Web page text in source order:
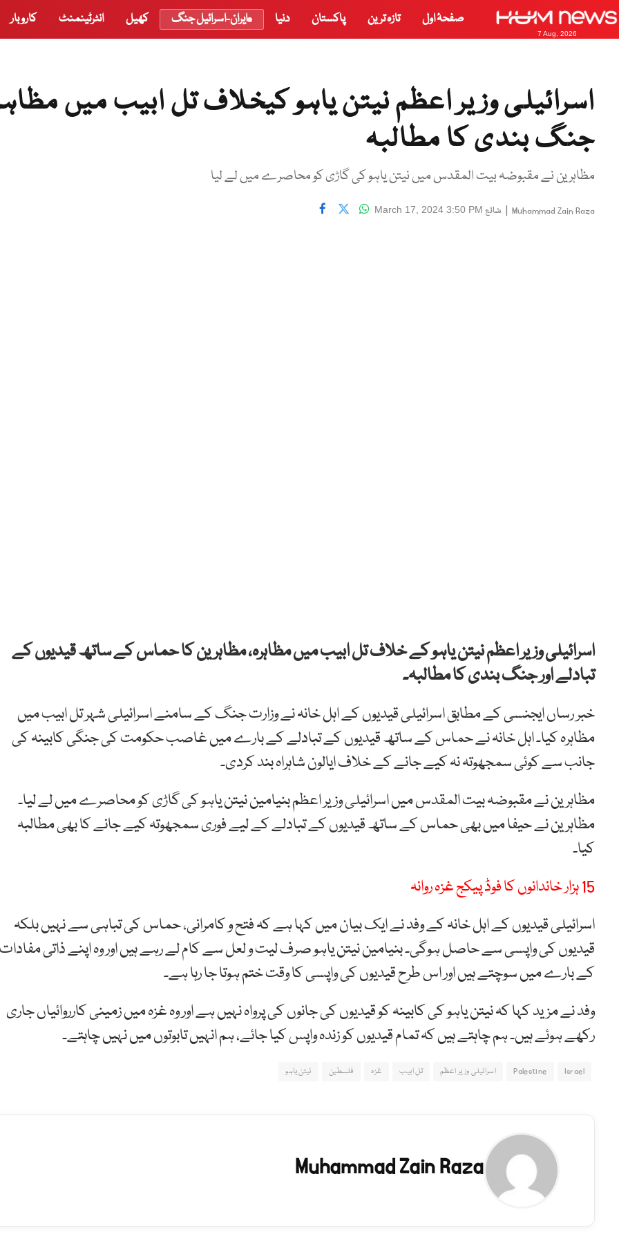
7 Aug, 2026
صفحۂ اول تازہ ترین پاکستان دنیا ایران-اسرائیل جنگ کھیل انٹرٹینمنٹ کاروبار
اسرائیلی وزیر اعظم نیتن یاہو کیخلاف تل ابیب میں
جنگ بندی کا مطالبہ
مظاہرین نے مقبوضہ بیت المقدس میں نیتن یاہو کی گاڑی کو محاصرے میں لے لیا
Muhammad Zain Raza
| شائع March 17, 2024 3:50 PM
اسرائیلی وزیر اعظم نیتن یاہو کے خلاف تل ابیب میں مظاہرہ، مظاہرین کا حماس کے ساتھ قیدیوں کے
تبادلے اور جنگ بندی کا مطالبہ۔
خبر رساں ایجنسی کے مطابق اسرائیلی قیدیوں کے اہل خانہ نے وزارت جنگ کے سامنے اسرائیلی شہر تل ابیب میں
مظاہرہ کیا۔ اہل خانہ نے حماس کے ساتھ قیدیوں کے تبادلے کے بارے میں غاصب حکومت کی جنگی کابینہ کی
جانب سے کوئی سمجھوتہ نہ کیے جانے کے خلاف ایالون شاہراہ بند کردی۔
مظاہرین نے مقبوضہ بیت المقدس میں اسرائیلی وزیر اعظم بنیامین نیتن یاہو کی گاڑی کو محاصرے میں لے لیا۔
مظاہرین نے حیفا میں بھی حماس کے ساتھ قیدیوں کے تبادلے کے لیے فوری سمجھوتہ کیے جانے کا بھی مطالبہ
کیا۔
15 ہزار خاندانوں کا فوڈ پیکج غزہ روانہ
اسرائیلی قیدیوں کے اہل خانہ کے وفد نے ایک بیان میں کہا ہے کہ فتح و کامرانی، حماس کی تباہی سے نہیں بلکہ
قیدیوں کی واپسی سے حاصل ہوگی۔ بنیامین نیتن یاہو صرف لیت و لعل سے کام لے رہے ہیں اور وہ اپنے ذاتی مفادات
کے بارے میں سوچتے ہیں اور اس طرح قیدیوں کی واپسی کا وقت ختم ہوتا جا رہا ہے۔
وفد نے مزید کہا کہ نیتن یاہو کی کابینہ کو قیدیوں کی جانوں کی پرواہ نہیں ہے اور وہ غزہ میں زمینی کارروائیاں جاری
رکھے ہوئے ہیں۔ ہم چاہتے ہیں کہ تمام قیدیوں کو زندہ واپس کیا جائے، ہم انہیں تابوتوں میں نہیں چاہتے۔
Israel
Palestine اسرائیلی وزیر اعظم تل ابیب غزہ فلسطین نیتن یاہو
Muhammad Zain Raza